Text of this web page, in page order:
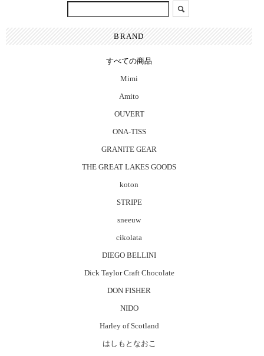
BRAND
すべての商品
Mimi
Amito
OUVERT
ONA-TISS
GRANITE GEAR
THE GREAT LAKES GOODS
koton
STRIPE
sneeuw
cikolata
DIEGO BELLINI
Dick Taylor Craft Chocolate
DON FISHER
NIDO
Harley of Scotland
はしもとなおこ